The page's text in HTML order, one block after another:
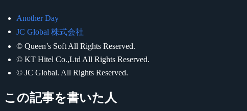
Another Day
JC Global 株式会社
© Queen’s Soft All Rights Reserved.
© KT Hitel Co.,Ltd All Rights Reserved.
© JC Global. All Rights Reserved.
この記事を書いた人